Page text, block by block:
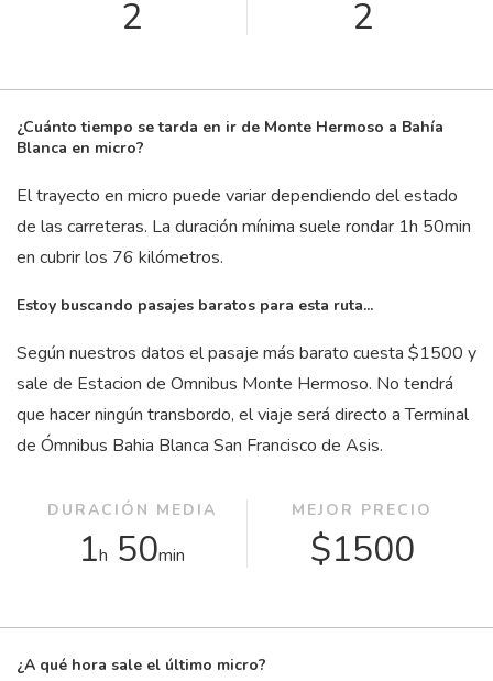
2 2
¿Cuánto tiempo se tarda en ir de Monte Hermoso a Bahía
Blanca en micro?
El trayecto en micro puede variar dependiendo del estado
de las carreteras. La duración mínima suele rondar 1h 50min
en cubrir los 76 kilómetros.
Estoy buscando pasajes baratos para esta ruta...
Según nuestros datos el pasaje más barato cuesta $1500 y
sale de Estacion de Omnibus Monte Hermoso. No tendrá
que hacer ningún transbordo, el viaje será directo a Terminal
de Ómnibus Bahia Blanca San Francisco de Asis.
DURACIÓN MEDIA
1h 50min
MEJOR PRECIO
$1500
¿A qué hora sale el último micro?